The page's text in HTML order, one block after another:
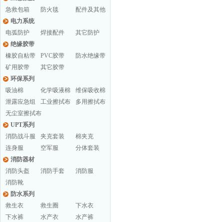
急救包箱
防火毯
配件及其他
电力系统
电弧防护
焊接配件
其它防护
绝缘胶带
橡胶自粘带
PVC胶带
防水绝缘带
矿用胶带
其它胶带
环保系列
吸油棉
化学吸液棉
维保吸收棉
泄露应急组
工业擦拭布
多用擦拭布
无尘室擦拭布
UPT系列
消防战斗服
夹克套装
棉夹克
连身服
空军服
分体套装
消防器材
消防头盔
消防手套
消防服
消防靴
防水系列
救生衣
救生圈
下水衣
下水裤
水产衣
水产裤